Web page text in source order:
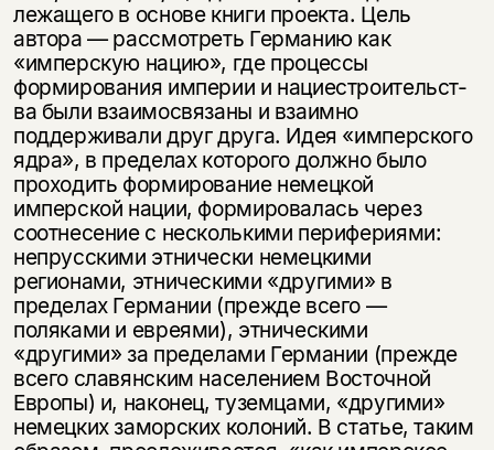
лежащего в основе книги проекта. Цель
автора — рассмотреть Германию как
«имперскую нацию», где процессы
формирования империи и нациестроительст­
ва были взаимосвязаны и взаимно
поддерживали друг друга. Идея «имперского
ядра», в пределах которого должно было
проходить формирование немецкой
имперской нации, формировалась через
соотнесение с несколькими перифериями:
непрусскими этнически немецкими
регионами, этническими «другими» в
пределах Германии (прежде всего —
поляками и евреями), этническими
«другими» за пределами Германии (прежде
всего славянским населением Восточной
Европы) и, наконец, туземцами, «другими»
немецких заморских колоний. В статье, таким